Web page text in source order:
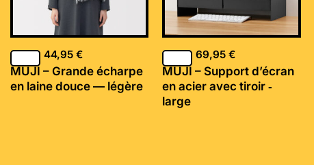
44,95 €
MUJI – Grande écharpe
en laine douce — légère
69,95€
MUJI – Support d’écran
en acier avec tiroir ‐
large